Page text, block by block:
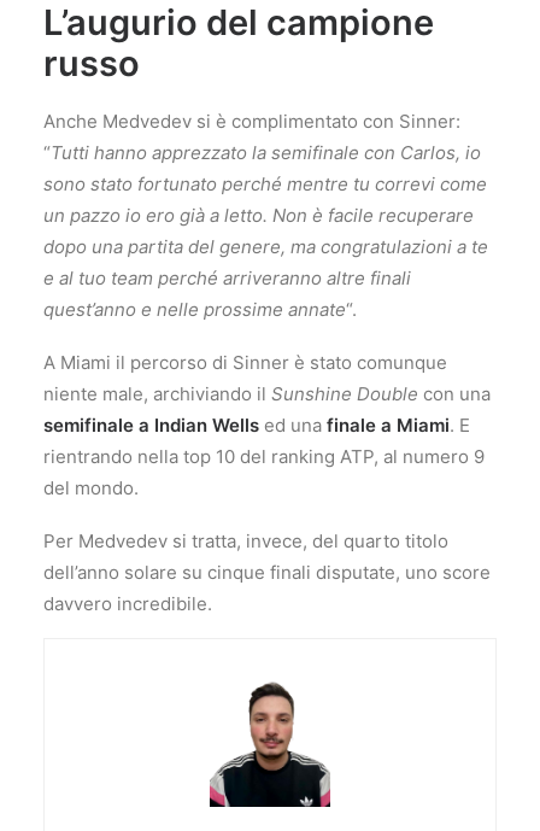
L’augurio del campione
russo
Anche Medvedev si è complimentato con Sinner:
“Tutti hanno apprezzato la semifinale con Carlos, io
sono stato fortunato perché mentre tu correvi come
un pazzo io ero già a letto. Non è facile recuperare
dopo una partita del genere, ma congratulazioni a te
e al tuo team perché arriveranno altre finali
quest’anno e nelle prossime annate“.
A Miami il percorso di Sinner è stato comunque
niente male, archiviando il Sunshine Double con una
semifinale a Indian Wells ed una finale a Miami. E
rientrando nella top 10 del ranking ATP, al numero 9
del mondo.
Per Medvedev si tratta, invece, del quarto titolo
dell’anno solare su cinque finali disputate, uno score
davvero incredibile.